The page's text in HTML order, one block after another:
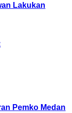
Lakukan
Pemko Medan